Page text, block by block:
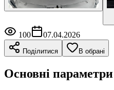
100 07.04.2026
Поділитися В обрані
Основні параметри